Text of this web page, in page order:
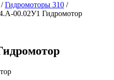
/Гидромоторы 310 /
00.02У1 Гидромотор